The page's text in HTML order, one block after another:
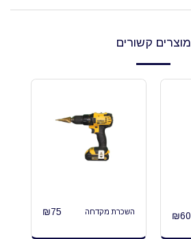
מוצרים קשורים
₪60 השכרת מקדחה ₪75